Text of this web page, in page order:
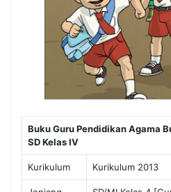
Buku Guru Pendidikan Agama
SD Kelas IV
Kurikulum Kurikulum 2013